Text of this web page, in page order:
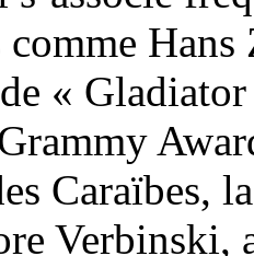
comme
«
Caraïbes,
Verbinski,